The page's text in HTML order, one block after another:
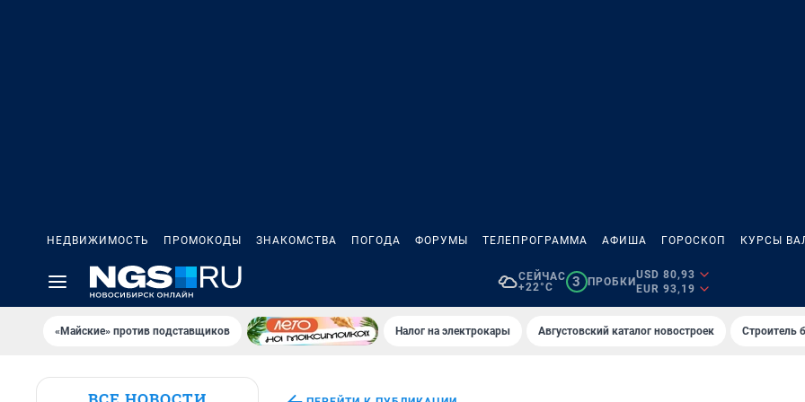
НЕДВИЖИМОСТЬ ПРОМОКОДЫ ЗНАКОМСТВА ПОГОДА ФОРУМЫ ТЕЛЕПРОГРАММА АФИША ГОРОСКОП КУРСЫ
СЕЙЧАС
+22°C
3 ПРОБКИ
USD 80,93
EUR 93,19
«Майские» против подставщиков Налог на электрокары Августовский каталог новостроек Строитель